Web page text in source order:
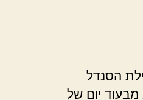
הסנדל
מבעוד יום של